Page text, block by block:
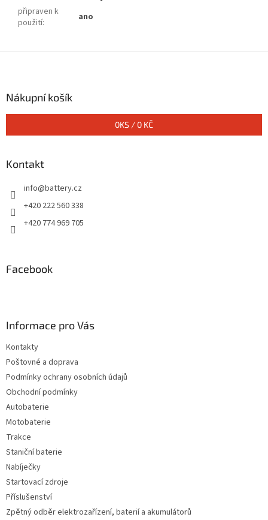
připraven k
použití: ano
Nákupní košík
0KS / 0 KČ
Kontakt
info@battery.cz
+420 222 560 338
+420 774 969 705
Facebook
Informace pro Vás
Kontakty
Poštovné a doprava
Podmínky ochrany osobních údajů
Obchodní podmínky
Autobaterie
Motobaterie
Trakce
Staniční baterie
Nabíječky
Startovací zdroje
Příslušenství
Zpětný odběr elektrozařízení, baterií a akumulátorů